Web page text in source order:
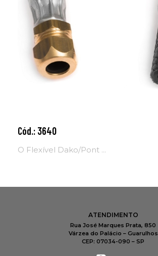
Cód.: 3640
O Flexível Dako/Pont ...
Adicionar ao carrinho
ATENDIMENTO
Rua José Marques Prata, 850
Várzea do Palácio – Guarulhos
CEP: 07034-090 – SP